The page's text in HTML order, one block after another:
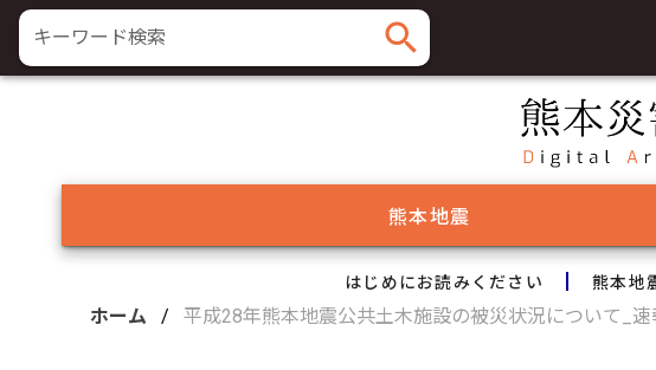
キーワード検索 search
熊本地震
はじめにお読みください 熊本地
ホーム / 平成28年熊本地震公共土木施設の被災状況について_